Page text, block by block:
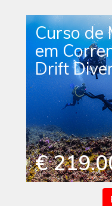
Curso de
em
Drift
€